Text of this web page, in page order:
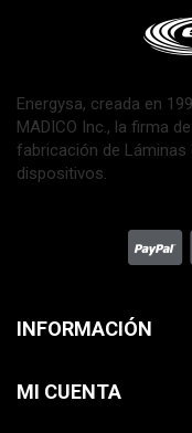
Energysa, creada en
MADICO Inc., la firma
fabricación de Láminas
dispositivos.
INFORMACIÓN
MI CUENTA